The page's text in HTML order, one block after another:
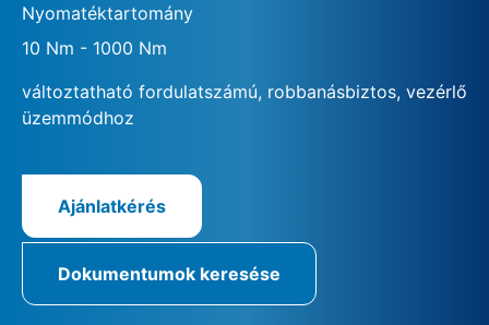
Nyomatéktartomány
10 Nm - 1000 Nm
változtatható fordulatszámú, robbanásbiztos, vezérlő
üzemmódhoz
Ajánlatkérés
Dokumentumok keresése